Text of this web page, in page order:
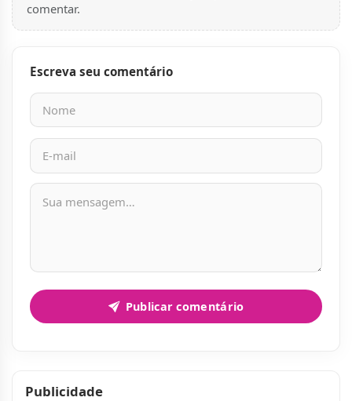
comentar.
Escreva seu comentário
Nome
E-mail
Mensagem
Publicar comentário
Publicidade